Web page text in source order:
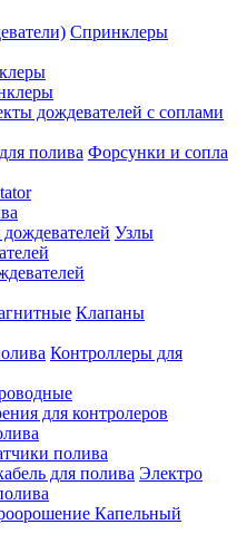
Спринклеры
дождевателей с соплами
Форсунки и сопла
Узлы
Клапаны
Контроллеры для
для контролеров
полива
Электро
Капельный